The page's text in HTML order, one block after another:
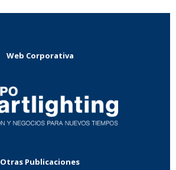
Web Corporativa
Otras Publicaciones